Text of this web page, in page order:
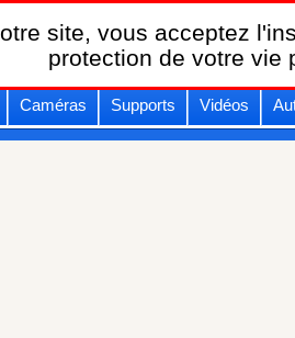
le calendrier
Caméras Supports Vidéos
site, vous acceptez
protection de votre vie